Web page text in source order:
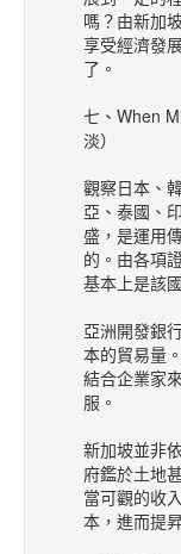
嗎？由新加
享受經濟發
了。
七、When
淡）
觀察日本、
亞、泰國、
盛，是運用
的。由各項
基本上是該
亞洲開發銀
本的貿易量
結合企業家
服。
新加坡並非
府鑑於土地
當可觀的收
本，進而提